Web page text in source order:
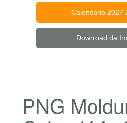
Calendário 2027
Download da
PNG